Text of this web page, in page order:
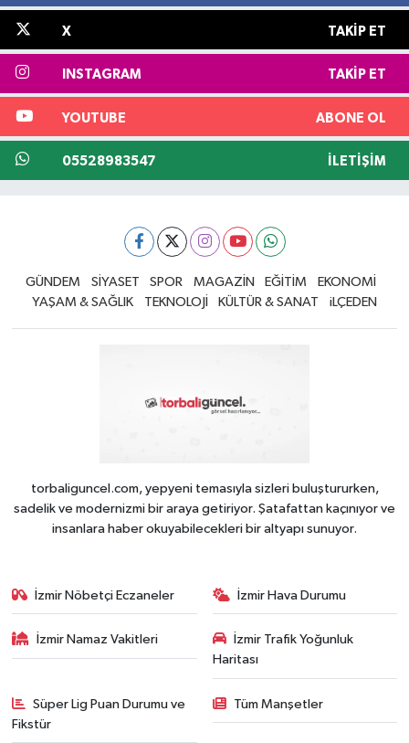
X TAKIP ET
INSTAGRAM TAKIP ET
YOUTUBE ABONE OL
05528983547 İLETIŞIM
GÜNDEM SİYASET SPOR MAGAZİN EĞİTİM
EKONOMİ
YAŞAM & SAĞLIK
TEKNOLOJİ KÜLTÜR & SANAT iLÇEDEN
torbaliguncel.com, yepyeni temasıyla sizleri buluştururken,
sadelik ve modernizmi bir araya getiriyor. Şatafattan kaçınıyor ve
insanlara haber okuyabilecekleri bir altyapı sunuyor.
İzmir Nöbetçi Eczaneler İzmir Hava Durumu
İzmir Namaz Vakitleri
İzmir Trafik Yoğunluk
Haritası
Süper Lig Puan Durumu ve
Fikstür
Tüm Manşetler